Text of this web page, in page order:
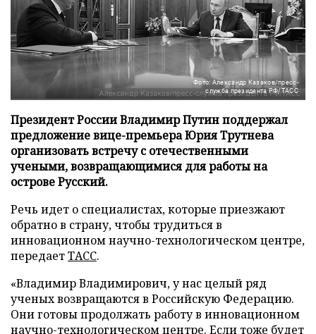
Фото: Александр Казаков/пресс-
служба президента РФ/ТАСС
Президент России Владимир Путин поддержал
предложение вице-премьера Юрия Трутнева
организовать встречу с отечественными
учеными, возвращающимися для работы на
острове Русский.
Речь идет о специалистах, которые приезжают
обратно в страну, чтобы трудиться в
инновационном научно-технологическом центре,
передаетТАСС.
«Владимир Владимирович, у нас целый ряд
ученых возвращаются в Российскую Федерацию.
Они готовы продолжать работу в инновационном
научно-технологическом центре. Если тоже будет